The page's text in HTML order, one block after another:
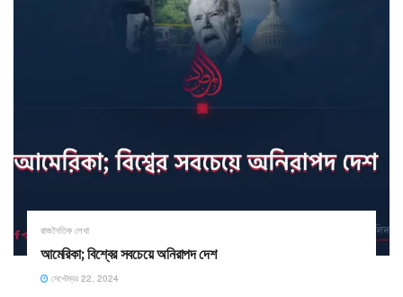
রাজনৈতিক লেখা
আমেরিকা; বিশ্বের সবচেয়ে অনিরাপদ দেশ
সেপ্টেম্বর 22, 2024